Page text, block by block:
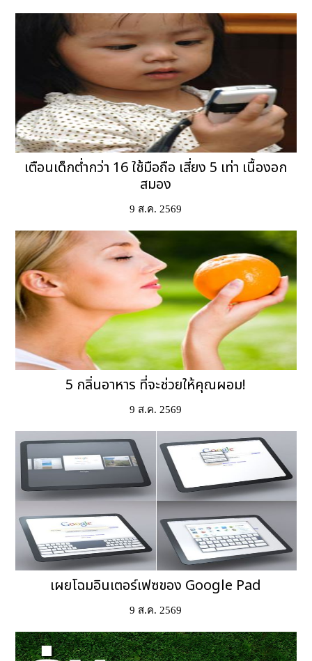
เตือนเด็กต่ำกว่า 16 ใช้มือถือ เสี่ยง 5 เท่า เนื้องอก
สมอง
9 ส.ค. 2569
5 กลิ่นอาหาร ที่จะช่วยให้คุณผอม!
9 ส.ค. 2569
เผยโฉมอินเตอร์เฟซของ Google Pad
9 ส.ค. 2569